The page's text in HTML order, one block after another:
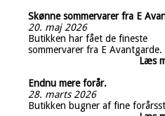
Skønne sommervarer fra E
20. maj 2026
Butikken har fået de fineste
sommervarer fra E Avantgarde.
Læs
Endnu mere forår.
28. marts 2026
Butikken bugner af fine